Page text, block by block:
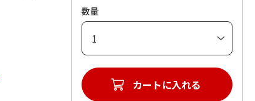
数量
カートに入れる